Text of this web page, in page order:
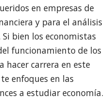
en empresas de
y para el análisis
bien los economistas
funcionamiento de los
hacer carrera en este
enfoques en las
a estudiar economía.